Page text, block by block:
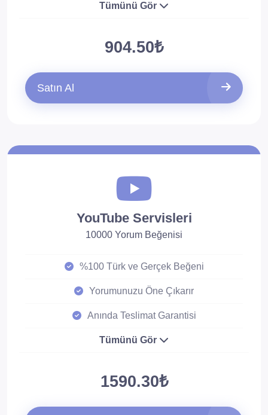
Tümünü Gör
904.50₺
Satın Al
YouTube Servisleri
10000 Yorum Beğenisi
%100 Türk ve Gerçek Beğeni
Yorumunuzu Öne Çıkarır
Anında Teslimat Garantisi
Tümünü Gör
1590.30₺